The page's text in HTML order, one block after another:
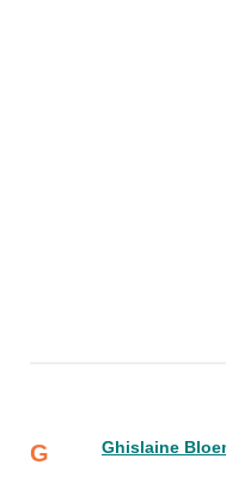
G Ghislaine